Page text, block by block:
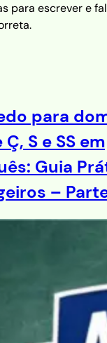
para escrever e
para
S e SS em
Guia
–